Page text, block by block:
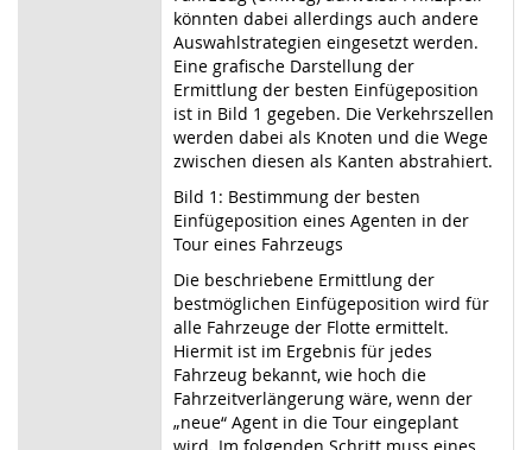
könnten dabei allerdings auch andere
Auswahlstrategien eingesetzt werden.
Eine grafische Darstellung der
Ermittlung der besten Einfügeposition
ist in Bild 1 gegeben. Die Verkehrszellen
werden dabei als Knoten und die Wege
zwischen diesen als Kanten abstrahiert.
Bild 1: Bestimmung der besten
Einfügeposition eines Agenten in der
Tour eines Fahrzeugs
Die beschriebene Ermittlung der
bestmöglichen Einfügeposition wird für
alle Fahrzeuge der Flotte ermittelt.
Hiermit ist im Ergebnis für jedes
Fahrzeug bekannt, wie hoch die
Fahrzeitverlängerung wäre, wenn der
„neue“ Agent in die Tour eingeplant